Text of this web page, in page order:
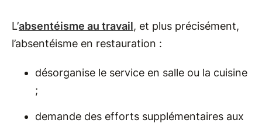
L’absentéisme au travail, et plus précisément,
l’absentéisme en restauration :
désorganise le service en salle ou la cuisine
;
demande des efforts supplémentaires aux